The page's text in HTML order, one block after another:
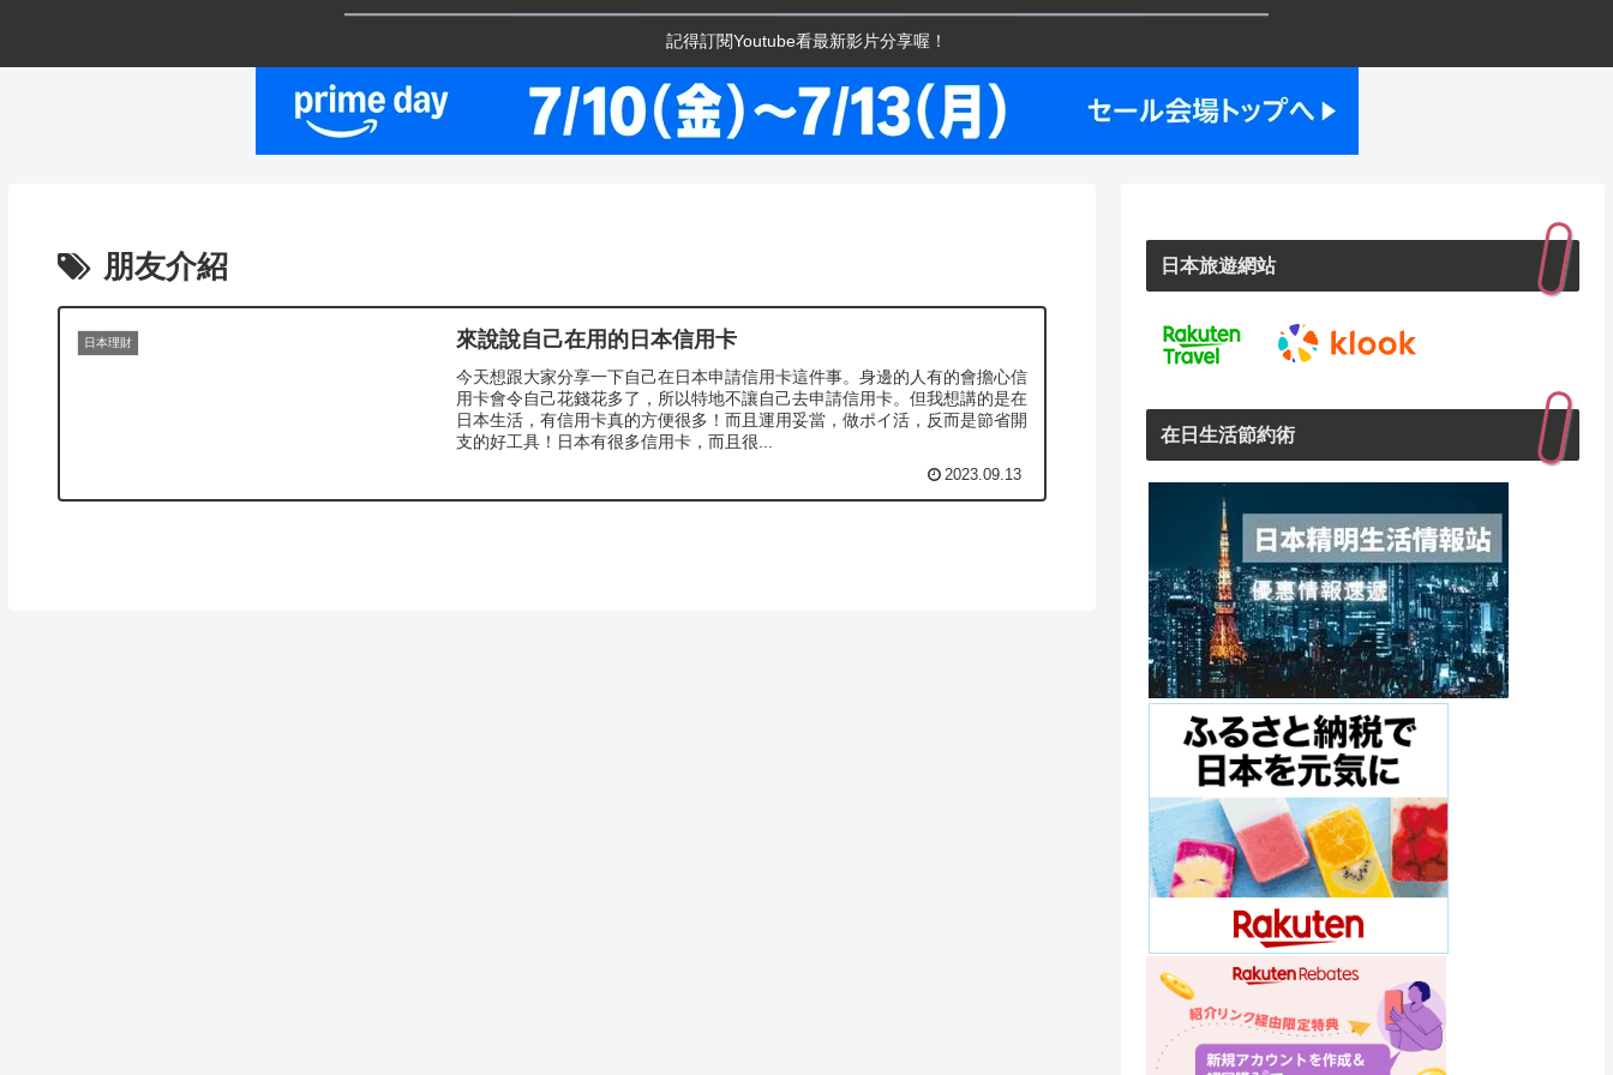
記得訂閱Youtube看最新影片分享喔！
朋友介紹
日本理財 來說說自己在用的日本信用卡
今天想跟大家分享一下自己在日本申請信用卡這件事。身邊的人有的會擔心信
用卡會令自己花錢花多了，所以特地不讓自己去申請信用卡。但我想講的是在
日本生活，有信用卡真的方便很多！而且運用妥當，做ポイ活，反而是節省開
支的好工具！日本有很多信用卡，而且很...
2023.09.13
日本旅遊網站
在日生活節約術